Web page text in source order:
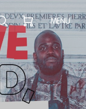
Ontdek het
MENU